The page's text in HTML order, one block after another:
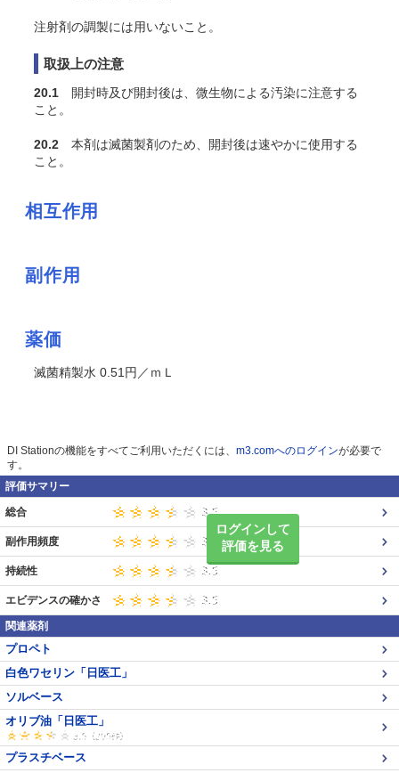
注射剤の調製には用いないこと。
取扱上の注意
20.1 開封時及び開封後は、微生物による汚染に注意する
こと。
20.2 本剤は滅菌製剤のため、開封後は速やかに使用する
こと。
相互作用
副作用
薬価
滅菌精製水 0.51円／ｍＬ
DI Stationの機能をすべてご利用いただくには、 m3.comへのログインが必要で
す。
評価サマリー
ログインして
評価を見る
総合
副作用頻度
持続性
エビデンスの確かさ
関連薬剤
プロペト
白色ワセリン「日医工」
ソルベース
オリブ油「日医工」
プラスチベース